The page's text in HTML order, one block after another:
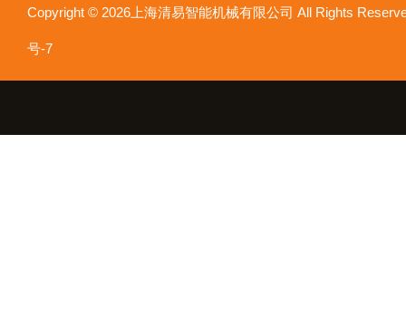
Copyright © 2026上海清易智能机械有限公司 All Rights
号-7